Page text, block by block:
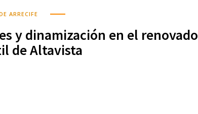
ARRECIFE
y dinamización en el renovado
de Altavista